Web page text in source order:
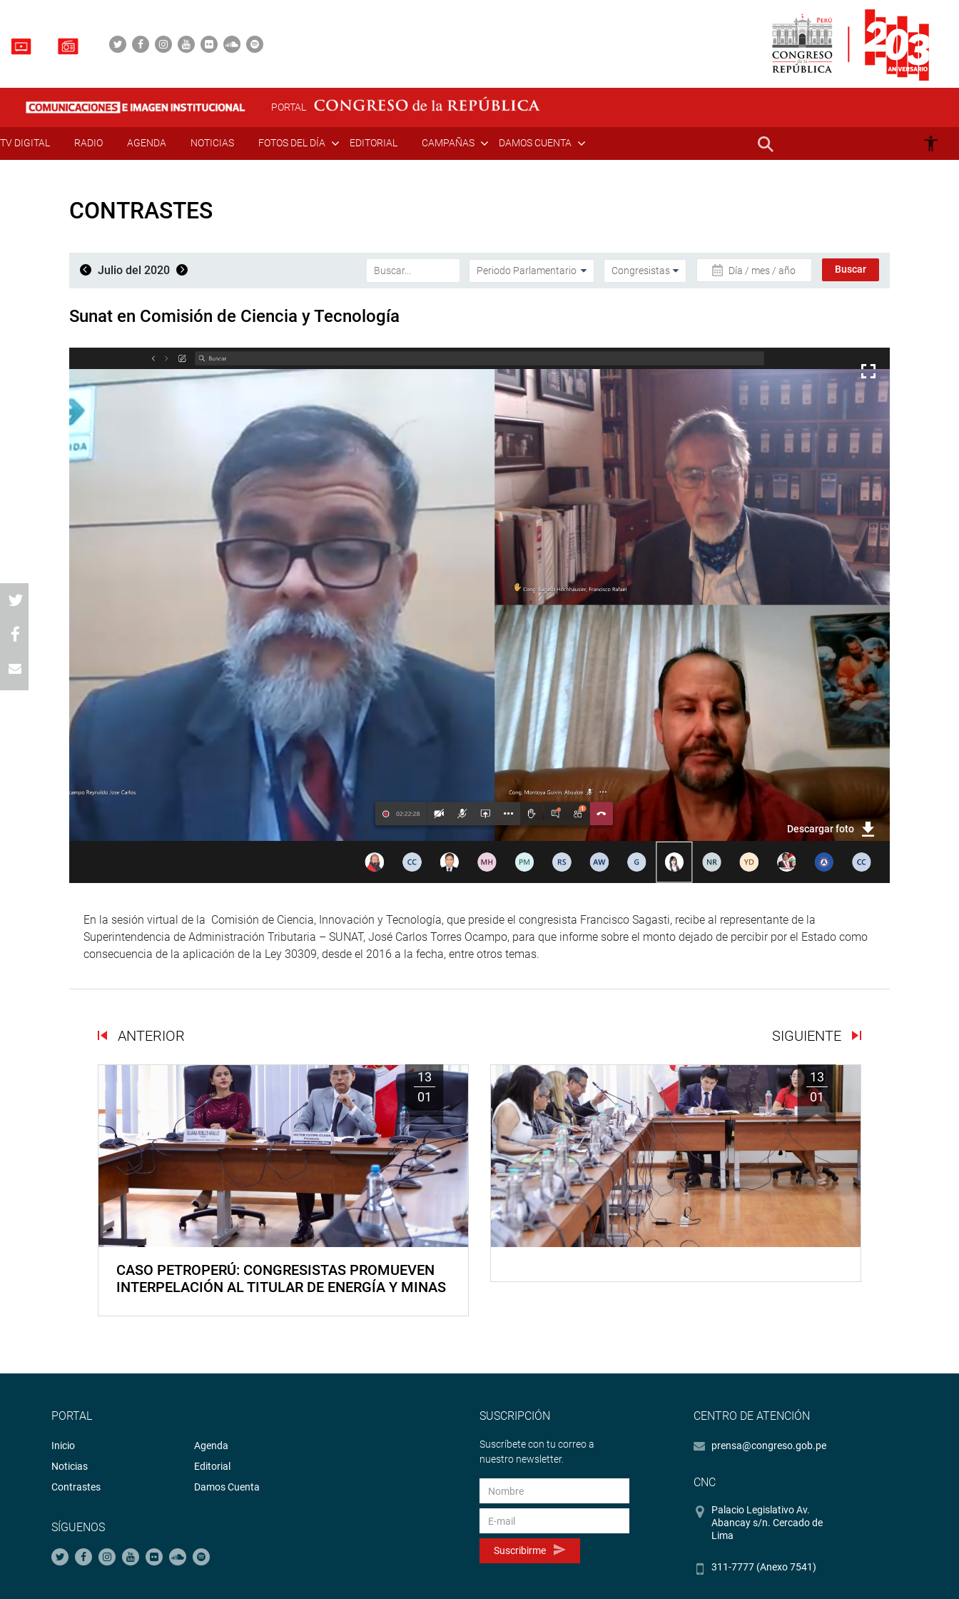
PORTAL
TV DIGITAL RADIO AGENDA NOTICIAS FOTOS DEL DÍA EDITORIAL CAMPAÑAS DAMOS CUENTA
CONTRASTES
Julio del 2020 Día / mes / año
Sunat en Comisión de Ciencia y Tecnología
Descargar foto
En la sesión virtual de la Comisión de Ciencia, Innovación y Tecnología, que preside el congresista Francisco Sagasti, recibe al representante de la
Superintendencia de Administración Tributaria – SUNAT, José Carlos Torres Ocampo, para que informe sobre el monto dejado de percibir por el Estado como
consecuencia de la aplicación de la Ley 30309, desde el 2016 a la fecha, entre otros temas.
ANTERIOR SIGUIENTE
13
01
CASO PETROPERÚ: CONGRESISTAS PROMUEVEN
INTERPELACIÓN AL TITULAR DE ENERGÍA Y MINAS
13
01
PORTAL
Inicio
Noticias
Contrastes
Agenda
Editorial
Damos Cuenta
SÍGUENOS
SUSCRIPCIÓN
Suscríbete con tu correo a
nuestro newsletter.
Suscribirme
CENTRO DE ATENCIÓN
prensa@congreso.gob.pe
CNC
Palacio Legislativo Av.
Abancay s/n. Cercado de
Lima
311-7777 (Anexo 7541)